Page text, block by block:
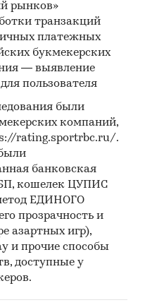
игрокам российского
по параметрам:
сети;
сети;
сети;
и перспективы
товарами.
рынков»
транзакций
платежных
букмекерских
— выявление
пользователя
были
компаний,
rating.sportrbc.ru/.
банковская
кошелек ЦУПИС
ЕДИНОГО
прозрачность и
азартных игр),
и прочие способы
доступные у